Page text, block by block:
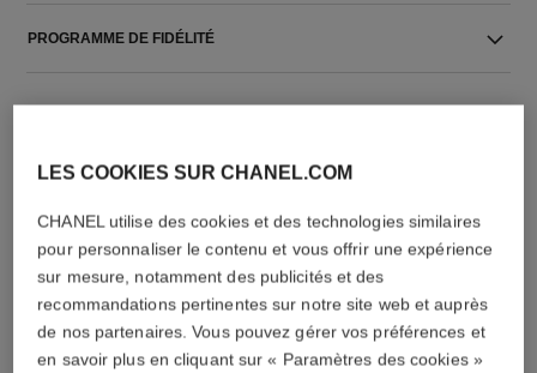
PROGRAMME DE FIDÉLITÉ
L'ACCORD PARFAIT
LES COOKIES SUR CHANEL.COM
CHANEL utilise des cookies et des technologies similaires
pour personnaliser le contenu et vous offrir une expérience
sur mesure, notamment des publicités et des
recommandations pertinentes sur notre site web et auprès
de nos partenaires. Vous pouvez gérer vos préférences et
en savoir plus en cliquant sur « Paramètres des cookies »